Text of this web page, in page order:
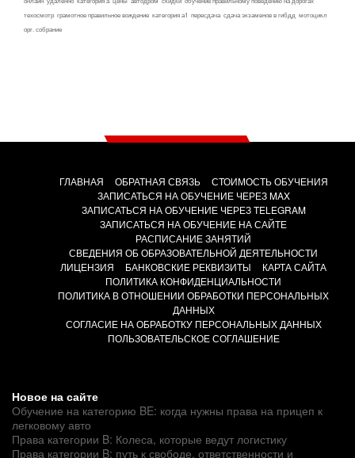
техосмотр грамотное правильное вождение категория а1 пересдача сдача экзаменов в гибдд мотоцикл
орг. собрание
ГЛАВНАЯ ОБРАТНАЯ СВЯЗЬ
СТОИМОСТЬ ОБУЧЕНИЯ
ЗАПИСАТЬСЯ НА ОБУЧЕНИЕ ЧЕРЕЗ MAX
ЗАПИСАТЬСЯ НА ОБУЧЕНИЕ ЧЕРЕЗ TELEGRAM
ЗАПИСАТЬСЯ НА ОБУЧЕНИЕ НА САЙТЕ
РАСПИСАНИЕ ЗАНЯТИЙ
СВЕДЕНИЯ ОБ ОБРАЗОВАТЕЛЬНОЙ ДЕЯТЕЛЬНОСТИ
ЛИЦЕНЗИЯ
БАНКОВСКИЕ РЕКВИЗИТЫ
КАРТА САЙТА
ПОЛИТИКА КОНФИДЕНЦИАЛЬНОСТИ
ПОЛИТИКА В ОТНОШЕНИИ ОБРАБОТКИ ПЕРСОНАЛЬНЫХ
ДАННЫХ
СОГЛАСИЕ НА ОБРАБОТКУ ПЕРСОНАЛЬНЫХ ДАННЫХ
ПОЛЬЗОВАТЕЛЬСКОЕ СОГЛАШЕНИЕ
Новое на сайте
Обучение на категорию BE: когда нужны права на прицеп к
легковому авто
Права категории B: Колеса, которые ведут логистику
Права категории B: путь к свободе, ответственности и